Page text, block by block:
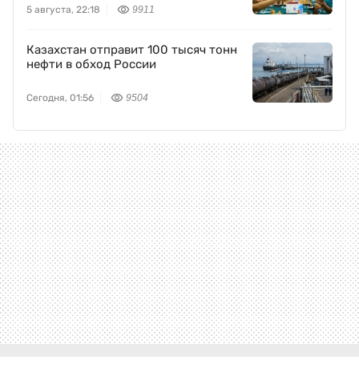
5 августа, 22:18 9911
Казахстан отправит 100 тысяч тонн
нефти в обход России
Сегодня, 01:56 9504